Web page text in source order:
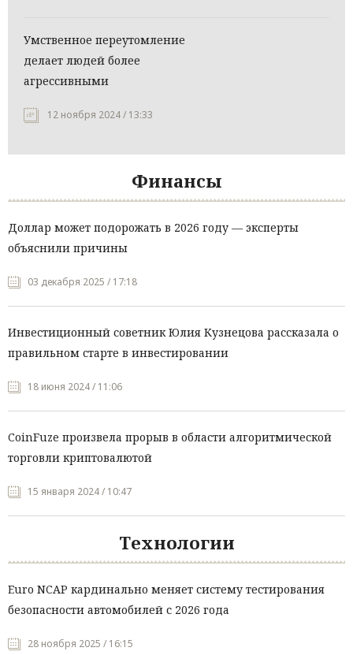
Умственное переутомление
делает людей более
агрессивными
12 ноября 2024 / 13:33
Финансы
Доллар может подорожать в 2026 году — эксперты
объяснили причины
03 декабря 2025 / 17:18
Инвестиционный советник Юлия Кузнецова рассказала о
правильном старте в инвестировании
18 июня 2024 / 11:06
CoinFuze произвела прорыв в области алгоритмической
торговли криптовалютой
15 января 2024 / 10:47
Технологии
Euro NCAP кардинально меняет систему тестирования
безопасности автомобилей с 2026 года
28 ноября 2025 / 16:15